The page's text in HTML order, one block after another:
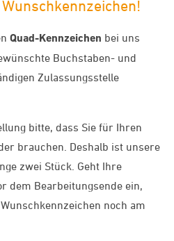
Quad-Kennzeichen bei uns
Buchstaben- und
Zulassungsstelle
bitte, dass Sie für Ihren
brauchen. Deshalb ist unsere
zwei Stück. Geht Ihre
dem Bearbeitungsende ein,
noch am